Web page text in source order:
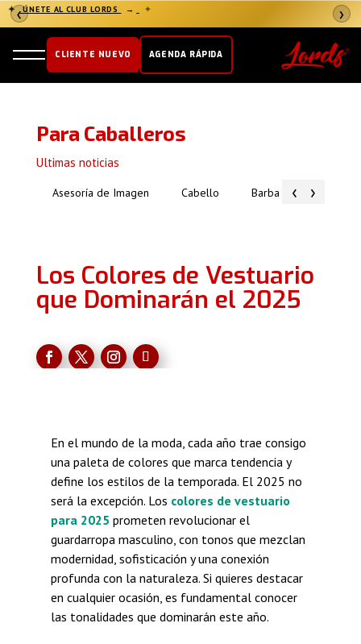
❮ ❯
✦ ÚNETE AL CLUB LORDS → ✦
CLIENTE NUEVO AGENDA RÁPIDA
Para Caballeros
Ultimas noticias
‹
Asesoría de Imagen Cabello Barba Piel
›
Los Colores de Vestuario
que Dominarán el 2025
En el mundo de la moda, cada año trae consigo
una paleta de colores que marca tendencia y
define los estilos de la temporada. El 2025 no
será la excepción. Los colores de vestuario
para 2025 prometen revolucionar el
guardarropa masculino, con tonos que mezclan
modernidad, sofisticación y una conexión
profunda con la naturaleza. Si quieres destacar
en cualquier ocasión, es fundamental conocer
las tonalidades que dominarán este año.